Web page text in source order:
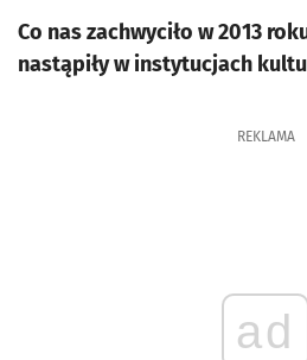
Co nas zachwyciło w 2013
nastąpiły w instytucjach
REKLAMA
ad